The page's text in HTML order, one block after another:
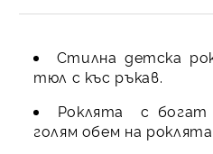
Стилна детска
тюл с къс ръкав.
Роклята с богат
голям обем на роклята.